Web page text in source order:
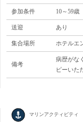
参加条件 10～59歳
送迎 あり
集合場所 ホテルエ
備考
病歴がな
ピーいた
マリンアクティビティ